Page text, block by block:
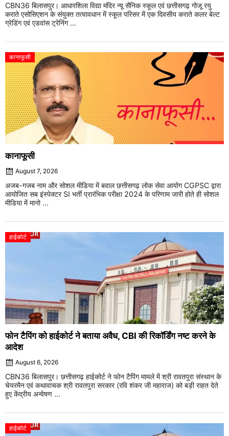
CBN36 बिलासपुर। आधारशिला विद्या मंदिर न्यू सैनिक स्कूल एवं छत्तीसगढ़ गोजू रयु
कराते एसोसिएशन के संयुक्त तत्वावधान में स्कूल परिसर में एक दिवसीय कराते कलर बेल्ट
ग्रेडिंग एवं एडवांस ट्रेनिंग ...
कानाफूसी
कानाफूसी
August 7, 2026
अजब-गजब नाम और सोशल मीडिया में बवाल छत्तीसगढ़ लोक सेवा आयोग CGPSC द्वारा
आयोजित सब इंस्पेक्टर SI भर्ती प्रारंभिक परीक्षा 2024 के परिणाम जारी होते ही सोशल
मीडिया में मानो ...
हाईकोर्ट
फोन टैपिंग को हाईकोर्ट ने बताया अवैध, CBI की रिकॉर्डिंग नष्ट करने के
आदेश
August 6, 2026
CBN36 बिलासपुर। छत्तीसगढ़ हाईकोर्ट ने फोन टैपिंग मामले में श्री रावतपुरा संस्थान के
चेयरमैन एवं कथावाचक श्री रावतपुरा सरकार (रवि शंकर जी महाराज) को बड़ी राहत देते
हुए केंद्रीय अन्वेषण ...
हाईकोर्ट